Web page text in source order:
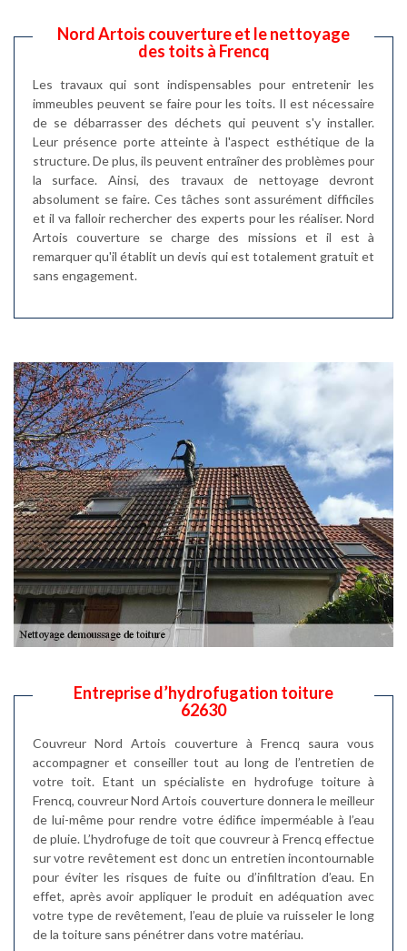
Nord Artois couverture et le nettoyage
des toits à Frencq
Les travaux qui sont indispensables pour entretenir les
immeubles peuvent se faire pour les toits. Il est nécessaire
de se débarrasser des déchets qui peuvent s'y installer.
Leur présence porte atteinte à l'aspect esthétique de la
structure. De plus, ils peuvent entraîner des problèmes pour
la surface. Ainsi, des travaux de nettoyage devront
absolument se faire. Ces tâches sont assurément difficiles
et il va falloir rechercher des experts pour les réaliser. Nord
Artois couverture se charge des missions et il est à
remarquer qu'il établit un devis qui est totalement gratuit et
sans engagement.
Entreprise d’hydrofugation toiture
62630
Couvreur Nord Artois couverture à Frencq saura vous
accompagner et conseiller tout au long de l’entretien de
votre toit. Etant un spécialiste en hydrofuge toiture à
Frencq, couvreur Nord Artois couverture donnera le meilleur
de lui-même pour rendre votre édifice imperméable à l’eau
de pluie. L’hydrofuge de toit que couvreur à Frencq effectue
sur votre revêtement est donc un entretien incontournable
pour éviter les risques de fuite ou d’infiltration d’eau. En
effet, après avoir appliquer le produit en adéquation avec
votre type de revêtement, l’eau de pluie va ruisseler le long
de la toiture sans pénétrer dans votre matériau.